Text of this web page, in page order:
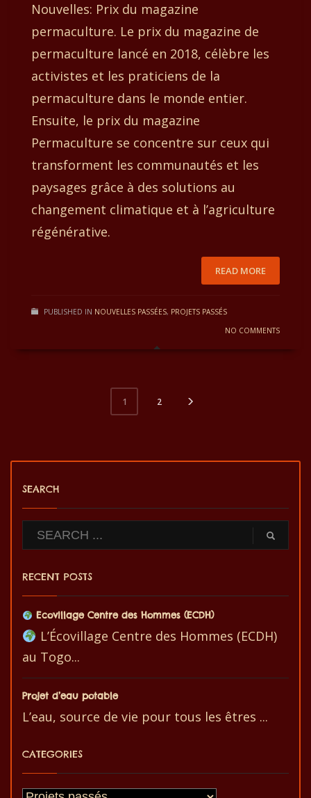
Nouvelles: Prix du magazine
permaculture. Le prix du magazine de
permaculture lancé en 2018, célèbre les
activistes et les praticiens de la
permaculture dans le monde entier.
Ensuite, le prix du magazine
Permaculture se concentre sur ceux qui
transforment les communautés et les
paysages grâce à des solutions au
changement climatique et à l’agriculture
régénérative.
READ MORE
PUBLISHED IN NOUVELLES PASSÉES, PROJETS PASSÉS
NO COMMENTS
1 2
SEARCH
RECENT POSTS
Ecovillage Centre des Hommes (ECDH)
L’Écovillage Centre des Hommes (ECDH)
au Togo...
Projet d’eau potable
L’eau, source de vie pour tous les êtres ...
CATEGORIES